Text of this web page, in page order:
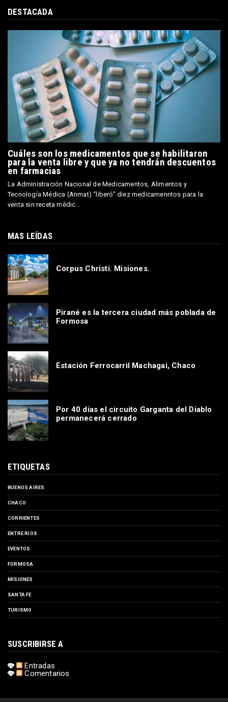
DESTACADA
Cuáles son los medicamentos que se habilitaron
para la venta libre y que ya no tendrán descuentos
en farmacias
La Administración Nacional de Medicamentos, Alimentos y
Tecnología Médica (Anmat) “liberó” diez medicamenntos para la
venta sin receta médic...
MAS LEÍDAS
Corpus Christi. Misiones.
Pirané es la tercera ciudad más poblada de
Formosa
Estación Ferrocarril Machagai, Chaco
Por 40 días el circuito Garganta del Diablo
permanecerá cerrado
ETIQUETAS
BUENOS AIRES
CHACO
CORRIENTES
ENTRE RIOS
EVENTOS
FORMOSA
MISIONES
SANTA FE
TURISMO
SUSCRIBIRSE A
Entradas
Comentarios